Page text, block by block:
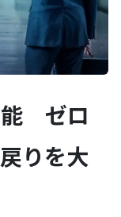
能 ゼロ
りを大